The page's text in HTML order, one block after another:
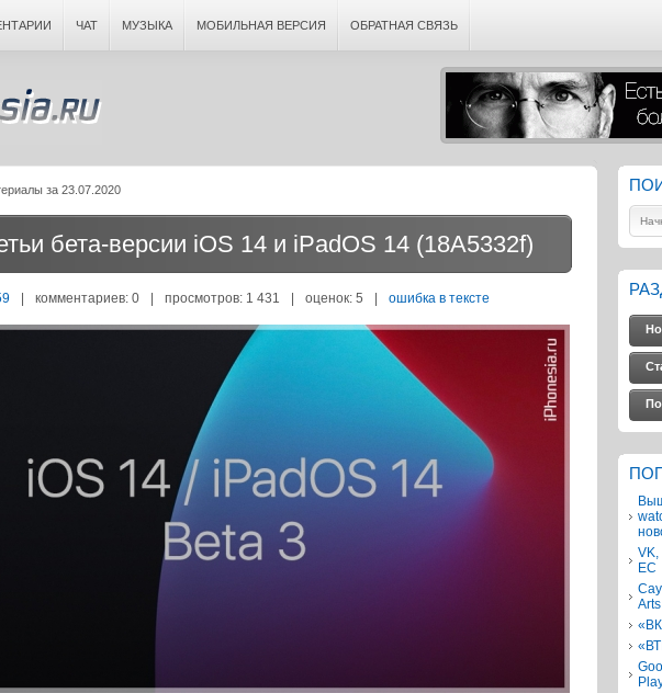
ЧАТ МУЗЫКА МОБИЛЬНАЯ ВЕРСИЯ ОБРАТНАЯ СВЯЗЬ
за 23.07.2020
бета-версии iOS 14 и iPadOS 14 (18A5332f)
| комментариев: 0 | просмотров: 1 431 | оценок: 5 | ошибка в тексте
VK,
ЕС
Arts